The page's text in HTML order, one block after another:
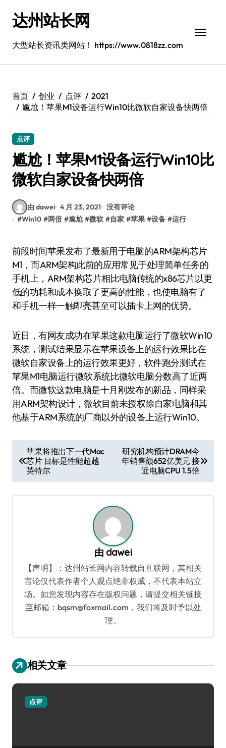
达州站长网
大型站长资讯类网站！ https://www.0818zz.com
首页 创业 点评
2021
尴尬！苹果M1设备运行Win10比微软自家设备快两倍
点评
尴尬！苹果M1设备运行Win10比
微软自家设备快两倍
由 dawei 4 月 23, 2021 没有评论
#Win10 #两倍 #尴尬 #微软 #自家 #苹果 #设备 #运行
前段时间苹果发布了最新用于电脑的ARM架构芯片
M1，而ARM架构此前的应用常见于处理简单任务的
手机上，ARM架构芯片相比电脑传统的x86芯片以更
低的功耗和成本换取了更高的性能，也使电脑有了
和手机一样一触即亮甚至可以插卡上网的优势。
近日，有网友成功在苹果这款电脑运行了微软Win10
系统，测试结果显示在苹果设备上的运行效果比在
微软自家设备上的运行效果更好，软件跑分测试在
苹果M1电脑运行微软系统比微软电脑分数高了近两
倍。而微软这款电脑是十月刚发布的新品，同样采
用ARM架构设计，微软目前未授权除自家电脑和其
他基于ARM系统的厂商以外的设备上运行Win10。
章
导
航
苹果将推出下一代Mac
芯片 目标是性能超越
英特尔
研究机构预计DRAM今
年销售额652亿美元 接
近电脑CPU 1.5倍
由 dawei
【声明】：达州站长网内容转载自互联网，其相关
言论仅代表作者个人观点绝非权威，不代表本站立
场。如您发现内容存在版权问题，请提交相关链接
至邮箱：bqsm@foxmail.com，我们将及时予以处
理。
相关文章
点评